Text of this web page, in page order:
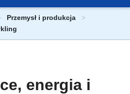
Przemysł i produkcja
energia i